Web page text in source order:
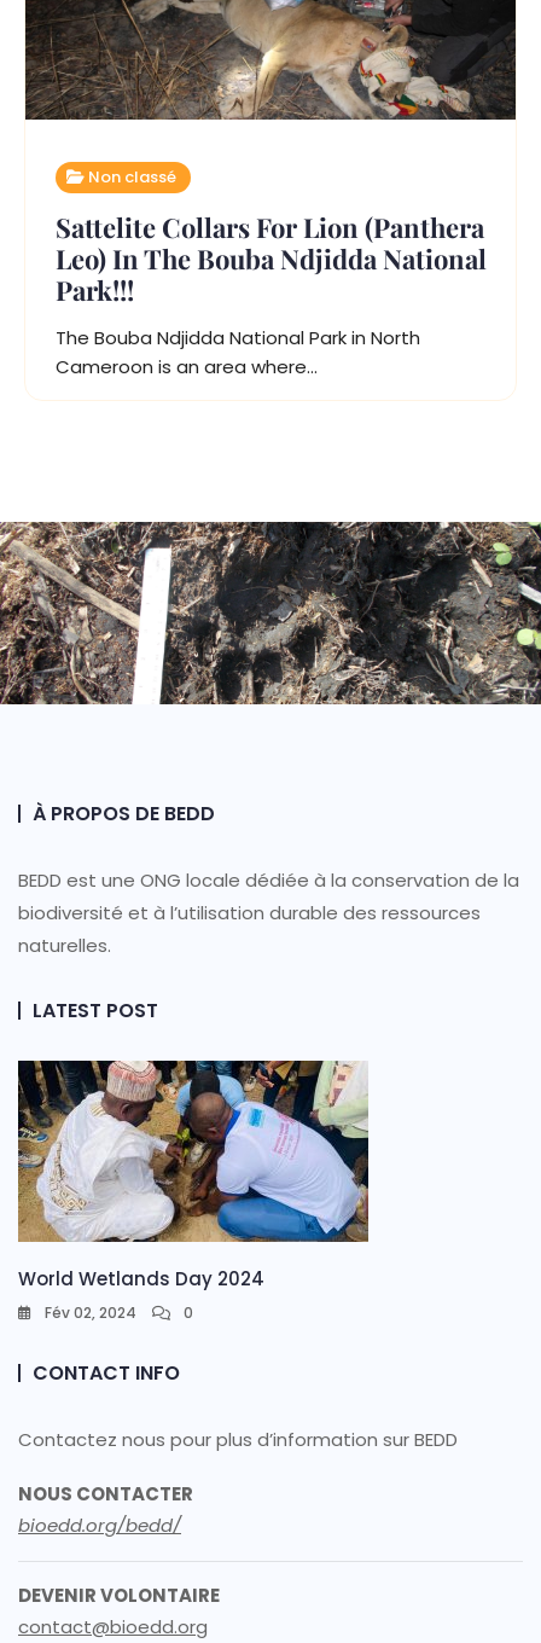
Non classé
Sattelite Collars For Lion (Panthera
Leo) In The Bouba Ndjidda National
Park!!!
The Bouba Ndjidda National Park in North
Cameroon is an area where…
À PROPOS DE BEDD
BEDD est une ONG locale dédiée à la conservation de la
biodiversité et à l’utilisation durable des ressources
naturelles.
LATEST POST
World Wetlands Day 2024
Fév 02, 2024 0
CONTACT INFO
Contactez nous pour plus d’information sur BEDD
NOUS CONTACTER
bioedd.org/bedd/
DEVENIR VOLONTAIRE
contact@bioedd.org